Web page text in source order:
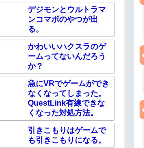
デジモンとウルトラマ
ンコマボのやつが出
る。
かわいいハクスラのゲ
ームってないんだろう
か？
急にVRでゲームができ
なくなってしまった。
QuestLink有線できな
くなった対処方法。
引きこもりはゲームで
も引きこもりになる。